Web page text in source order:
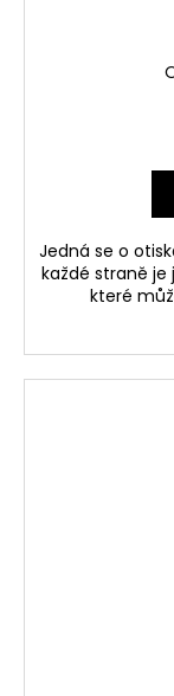
Jedná se o
každé straně je
které